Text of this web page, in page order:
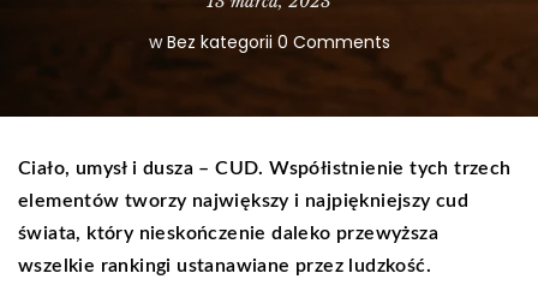
wBez kategorii 0 Comments
Ciało, umysł i dusza – CUD. Współistnienie tych trzech
elementów tworzy największy i najpiękniejszy cud
świata, który nieskończenie daleko przewyższa
wszelkie rankingi ustanawiane przez ludzkość.